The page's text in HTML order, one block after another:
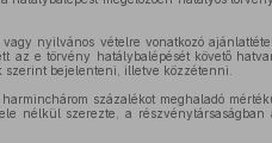
nyilvános vételre vonatkozó
az e törvény hatálybalépését követő
szerint bejelenteni, illetve közzétenni.
százalékot meghaladó
nélkül szerezte, a részvénytársaságban